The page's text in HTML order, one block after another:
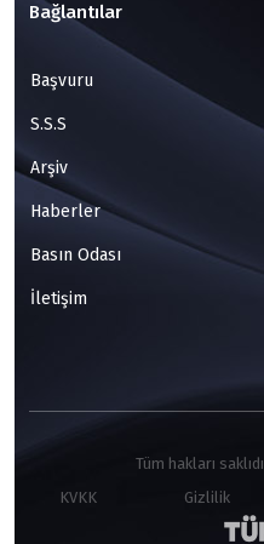
Bağlantılar
Başvuru
S.S.S
Arşiv
Haberler
Basın Odası
İletişim
Tüm hakları
KVKK
Gizlilik